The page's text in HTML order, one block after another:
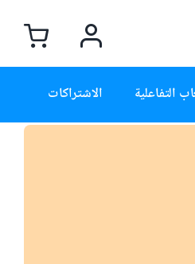
التفاعلية الاشتراكات